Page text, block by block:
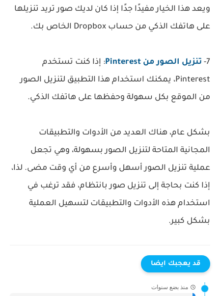
ويعد هذا الخيار مفيدًا جدًا إذا كان لديك صور تريد تنزيلها
على هاتفك الذكي من حساب Dropbox الخاص بك.
7- تنزيل الصور من Pinterest
: إذا كنت تستخدم
Pinterest، يمكنك استخدام هذا التطبيق لتنزيل الصور
من الموقع بكل سهولة وحفظها على هاتفك الذكي.
بشكل عام، هناك العديد من الأدوات والتطبيقات
المجانية المتاحة لتنزيل الصور بسهولة، وهي تجعل
عملية تنزيل الصور أسهل وأسرع من أي وقت مضى. لذا،
إذا كنت بحاجة إلى تنزيل صور بانتظام، فقد ترغب في
استخدام هذه الأدوات والتطبيقات لتسهيل العملية
بشكل كبير.
قد يعجبك ايضا
منذ بضع سنوات